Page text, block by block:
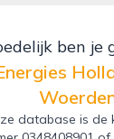
ben je
database is